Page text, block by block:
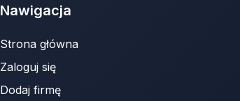
Nawigacja
Strona główna
Zaloguj się
Dodaj firmę